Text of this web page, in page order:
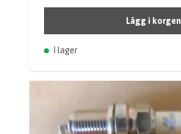
Lägg i korgen
I lager